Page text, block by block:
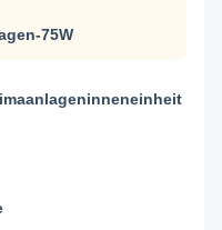
75W